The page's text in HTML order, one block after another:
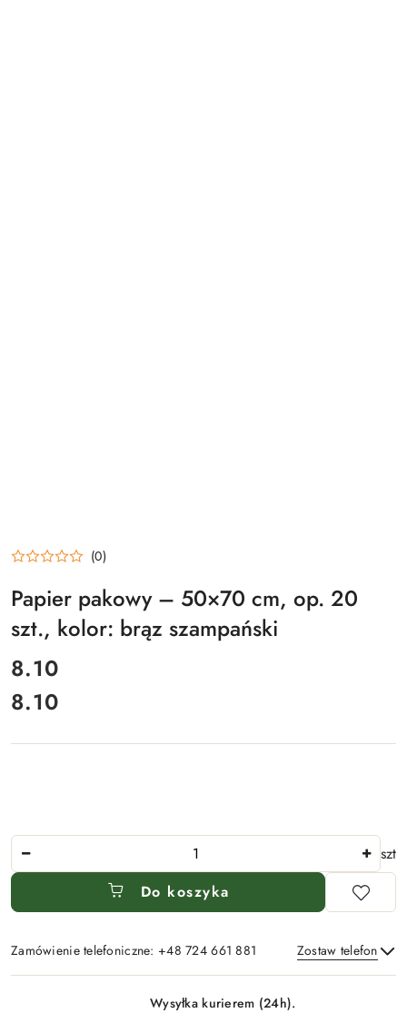
(0)
Papier pakowy – 50×70 cm, op. 20
szt., kolor: brąz szampański
cena:
8.10
Cena:
8.10
szt
Do koszyka
Zamówienie telefoniczne: +48 724 661 881 Zostaw telefon
Wysyłka kurierem (24h).